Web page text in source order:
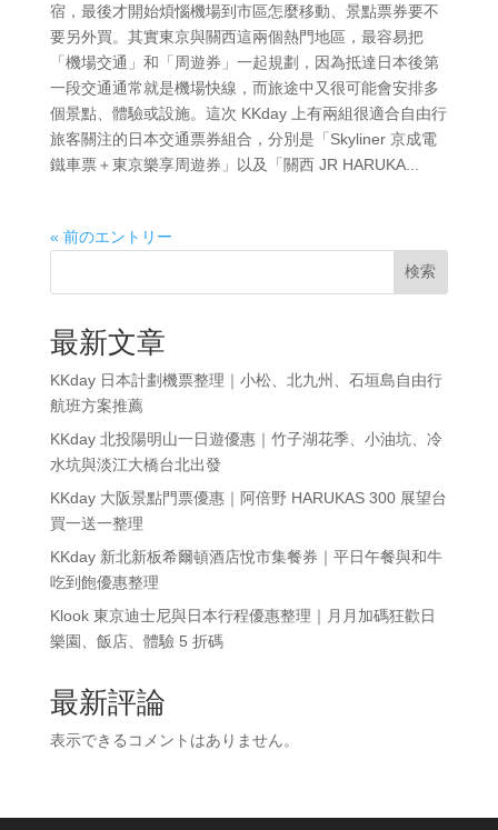
宿，最後才開始煩惱機場到市區怎麼移動、景點票券要不
要另外買。其實東京與關西這兩個熱門地區，最容易把
「機場交通」和「周遊券」一起規劃，因為抵達日本後第
一段交通通常就是機場快線，而旅途中又很可能會安排多
個景點、體驗或設施。這次 KKday 上有兩組很適合自由行
旅客關注的日本交通票券組合，分別是「Skyliner 京成電
鐵車票＋東京樂享周遊券」以及「關西 JR HARUKA...
« 前のエントリー
検索
最新文章
KKday 日本計劃機票整理｜小松、北九州、石垣島自由行
航班方案推薦
KKday 北投陽明山一日遊優惠｜竹子湖花季、小油坑、冷
水坑與淡江大橋台北出發
KKday 大阪景點門票優惠｜阿倍野 HARUKAS 300 展望台
買一送一整理
KKday 新北新板希爾頓酒店悅市集餐券｜平日午餐與和牛
吃到飽優惠整理
Klook 東京迪士尼與日本行程優惠整理｜月月加碼狂歡日
樂園、飯店、體驗 5 折碼
最新評論
表示できるコメントはありません。